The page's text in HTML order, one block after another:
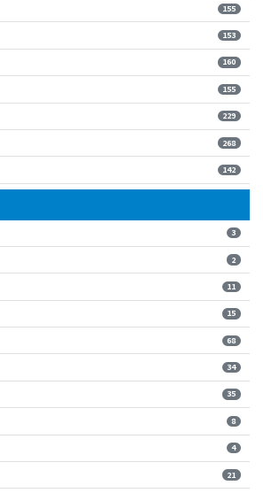
155
153
160
155
229
268
142
3
2
11
15
68
34
35
8
4
21